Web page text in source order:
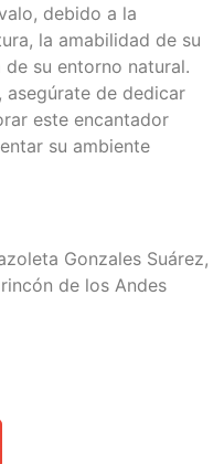
debido a la
la amabilidad de su
su entorno natural.
asegúrate de dedicar
este encantador
su ambiente
Gonzales Suárez,
de los Andes